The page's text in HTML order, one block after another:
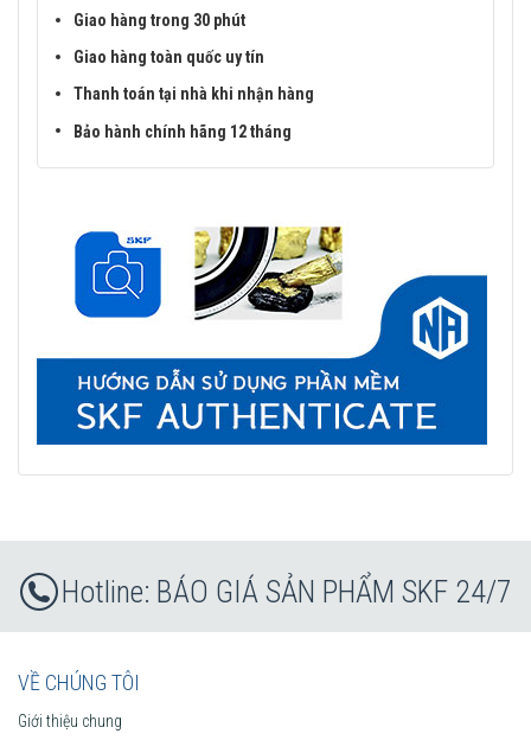
Giao hàng trong 30 phút
Giao hàng toàn quốc uy tín
Thanh toán tại nhà khi nhận hàng
Bảo hành chính hãng 12 tháng
BÁO GIÁ SẢN PHẨM SKF 24/7
VỀ CHÚNG TÔI
Giới thiệu chung